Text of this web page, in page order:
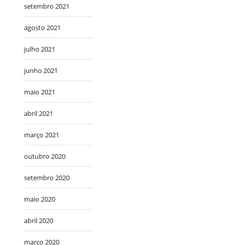
setembro 2021
agosto 2021
julho 2021
junho 2021
maio 2021
abril 2021
março 2021
outubro 2020
setembro 2020
maio 2020
abril 2020
março 2020